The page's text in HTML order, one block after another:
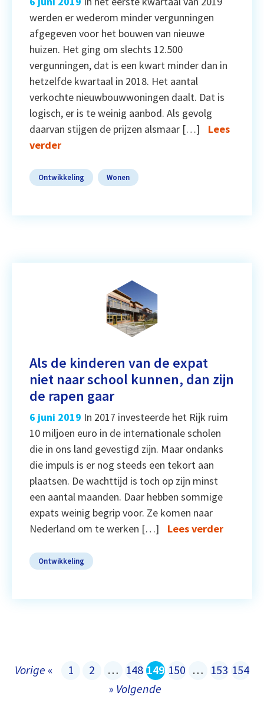
werden er wederom minder vergunningen
afgegeven voor het bouwen van nieuwe
huizen. Het ging om slechts 12.500
vergunningen, dat is een kwart minder dan in
hetzelfde kwartaal in 2018. Het aantal
verkochte nieuwbouwwoningen daalt. Dat is
logisch, er is te weinig aanbod. Als gevolg
daarvan stijgen de prijzen alsmaar […]
Lees
verder
Ontwikkeling Wonen
Als de kinderen van de expat
niet naar school kunnen, dan zijn
de rapen gaar
6 juni 2019 In 2017 investeerde het Rijk ruim
10 miljoen euro in de internationale scholen
die in ons land gevestigd zijn. Maar ondanks
die impuls is er nog steeds een tekort aan
plaatsen. De wachttijd is toch op zijn minst
een aantal maanden. Daar hebben sommige
expats weinig begrip voor. Ze komen naar
Nederland om te werken […]
Lees verder
Ontwikkeling
Vorige « 1 2 … 148 149 150 … 153 154
» Volgende